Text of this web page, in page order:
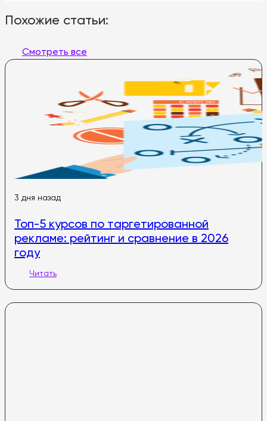
Похожие статьи:
Смотреть все
3 дня назад
Топ-5 курсов по таргетированной
рекламе: рейтинг и сравнение в 2026
году
Читать